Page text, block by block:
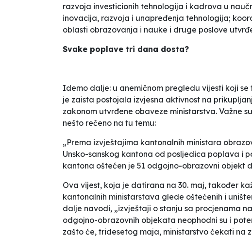
razvoja investicionih tehnologija i kadrova u
inovacija, razvoja i unapređenja tehnologija;
oblasti obrazovanja i nauke i druge poslove
Svake poplave tri dana dosta?
Idemo dalje: u anemičnom pregledu vijesti koji
je zaista postojala izvjesna aktivnost na
zakonom utvrđene obaveze ministarstva. Važne
nešto rečeno na tu temu:
„Prema izvještajima kantonalnih ministara
Unsko-sanskog kantona od posljedica poplava i
kantona oštećen je 51 odgojno-obrazovni objekt
Ova vijest, koja je datirana na 30. maj, također
kantonalnih ministarstava glede oštećenih i
dalje navodi, „izvještaji o stanju sa procjenama
odgojno-obrazovnih objekata neophodni su i
zašto će, tridesetog maja, ministarstvo čekati na